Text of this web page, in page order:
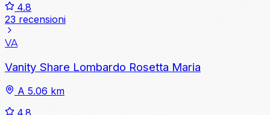
4.8
23 recensioni
VA
Vanity Share Lombardo Rosetta Maria
A 5.06 km